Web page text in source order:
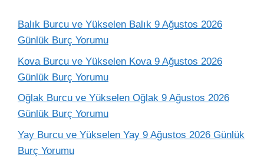
Balık Burcu ve Yükselen Balık 9 Ağustos 2026
Günlük Burç Yorumu
Kova Burcu ve Yükselen Kova 9 Ağustos 2026
Günlük Burç Yorumu
Oğlak Burcu ve Yükselen Oğlak 9 Ağustos 2026
Günlük Burç Yorumu
Yay Burcu ve Yükselen Yay 9 Ağustos 2026 Günlük
Burç Yorumu